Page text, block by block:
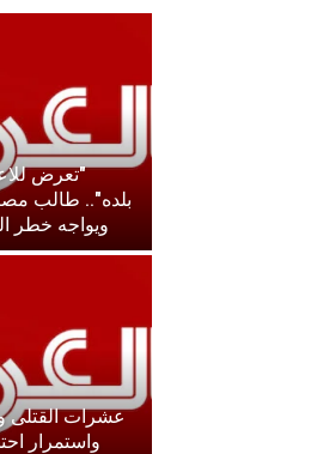
"تعرض
بلده".. طالب
ويواجه خطر
عشرات القتلى
واستمرار